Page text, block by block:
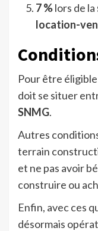
7 %lors de la
location-
Pour être
doit se situer
SNMG.
Autres
terrain
et ne pas avoir
construire ou
Enfin, avec ces
désormais